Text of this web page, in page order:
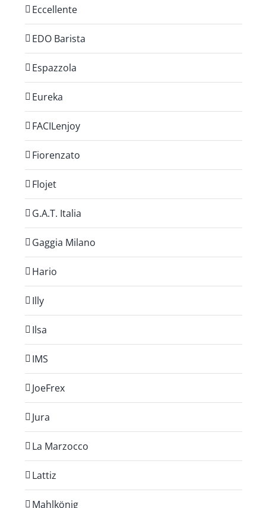
Eccellente
EDO Barista
Espazzola
Eureka
FACILenjoy
Fiorenzato
Flojet
G.A.T. Italia
Gaggia Milano
Hario
Illy
Ilsa
IMS
JoeFrex
Jura
La Marzocco
Lattiz
Mahlkönig